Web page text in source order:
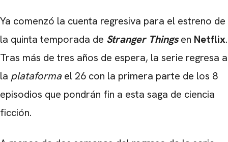
Ya comenzó la cuenta regresiva para el estreno de
la quinta temporada de Stranger Thingsen Netflix.
Tras más de tres años de espera, la serie regresa a
la plataformael 26 con la primera parte de los 8
episodios que pondrán fin a esta saga de ciencia
ficción.